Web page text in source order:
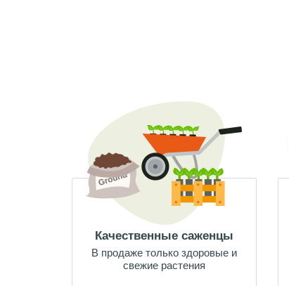
Качественные саженцы
В продаже только здоровые и
свежие растения